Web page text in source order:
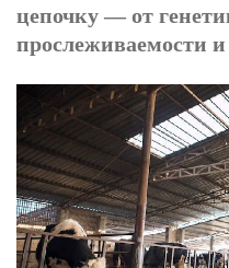
цепочку — от
прослеживаемости